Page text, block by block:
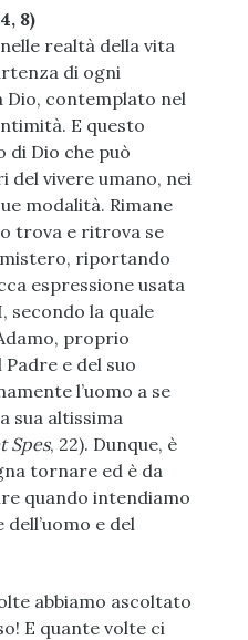
8)
realtà della vita
di ogni
Dio, contemplato nel
E questo
di Dio che può
vivere umano, nei
modalità. Rimane
trova e ritrova se
mistero, riportando
espressione usata
secondo la quale
proprio
e del suo
l’uomo a se
sua altissima
Spes, 22). Dunque, è
tornare ed è da
quando intendiamo
e del
abbiamo ascoltato
E quante volte ci